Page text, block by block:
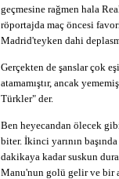
geçmesine rağmen hala
röportajda maç öncesi
Madrid'teyken dahi
Gerçekten de şanslar çok
atamamıştır, ancak
Türkler" der.
Ben heyecandan ölecek
biter. İkinci yarının
dakikaya kadar suskun
Manu'nun golü gelir ve bir